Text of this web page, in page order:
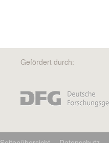
Gefördert durch: